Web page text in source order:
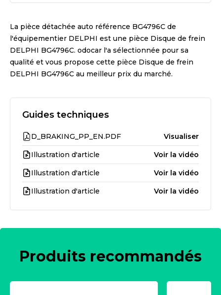
La pièce détachée auto référence BG4796C de
l'équipementier DELPHI est une pièce Disque de frein
DELPHI BG4796C. odocar l'a sélectionnée pour sa
qualité et vous propose cette pièce Disque de frein
DELPHI BG4796C au meilleur prix du marché.
Guides techniques
D_BRAKING_PP_EN.PDF Visualiser
Illustration d'article Voir la vidéo
Illustration d'article Voir la vidéo
Illustration d'article Voir la vidéo
Produits recommandés